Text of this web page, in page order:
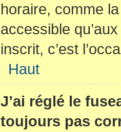
horaire, comme
accessible
inscrit, c’est
Haut
J’ai réglé le
toujours pas